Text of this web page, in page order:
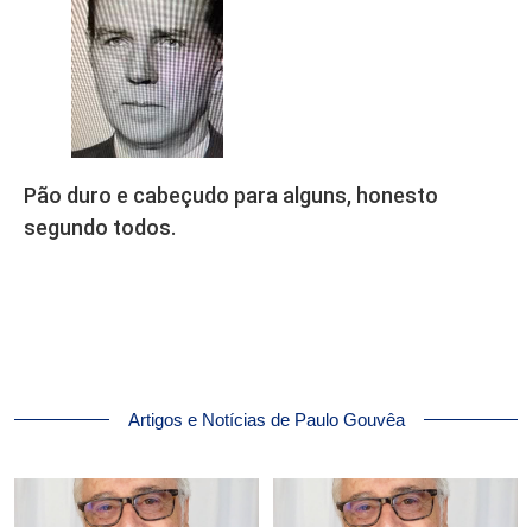
Pão duro e cabeçudo para alguns, honesto
segundo todos.
Artigos e Notícias de Paulo Gouvêa